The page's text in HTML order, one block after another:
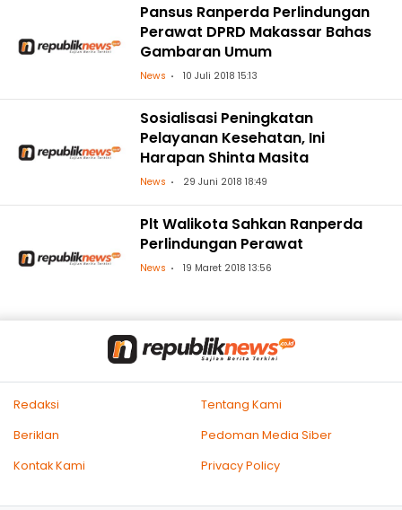
Pansus Ranperda Perlindungan
Perawat DPRD Makassar Bahas
Gambaran Umum
News 10 Juli 2018 15:13
Sosialisasi Peningkatan
Pelayanan Kesehatan, Ini
Harapan Shinta Masita
News 29 Juni 2018 18:49
Plt Walikota Sahkan Ranperda
Perlindungan Perawat
News 19 Maret 2018 13:56
Redaksi
Tentang Kami
Beriklan
Pedoman Media Siber
Kontak Kami
Privacy Policy